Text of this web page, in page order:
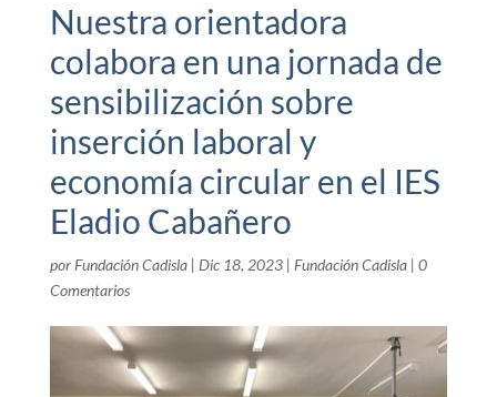
Nuestra orientadora
colabora en una jornada de
sensibilización sobre
inserción laboral y
economía circular en el IES
Eladio Cabañero
por Fundación Cadisla| Dic 18, 2023| Fundación Cadisla| 0
Comentarios